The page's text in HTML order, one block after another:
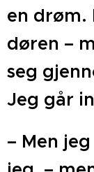
en drøm.
døren –
seg
Jeg går
– Men